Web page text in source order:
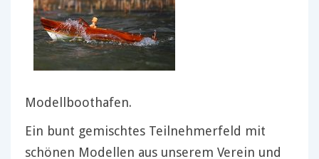
Modellboothafen.
Ein bunt gemischtes Teilnehmerfeld mit
schönen Modellen aus unserem Verein und